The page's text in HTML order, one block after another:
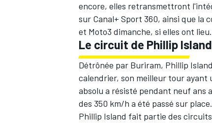
encore, elles retransmettront
sur Canal+ Sport 360, ainsi que la
et Moto3 dimanche, si elles ont
Le circuit de Phillip Island
Détrônée par Buriram, Phillip
calendrier, son meilleur tour ayant
absolu a résisté pendant neuf ans
des 350 km/h a été passé sur place.
Phillip Island fait partie des